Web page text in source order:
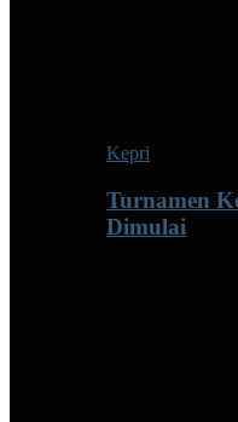
Kepri
Turnamen
Dimulai